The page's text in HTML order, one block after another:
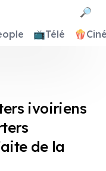
🔎
📺Télé 🍿
ivoiriens
de la